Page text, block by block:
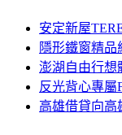
安定新屋
隱形鐵窗精
澎湖自由行想
反光背心專屬
高雄借貸向高